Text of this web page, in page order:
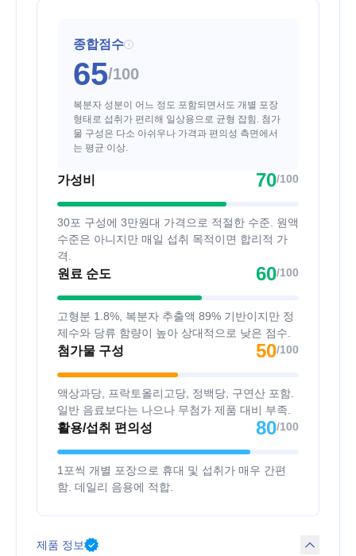
종합점수 i
65/100
복분자 성분이 어느 정도 포함되면서도 개별 포장
형태로 섭취가 편리해 일상용으로 균형 잡힘. 첨가
물 구성은 다소 아쉬우나 가격과 편의성 측면에서
는 평균 이상.
가성비 70/100
30포 구성에 3만원대 가격으로 적절한 수준. 원액
수준은 아니지만 매일 섭취 목적이면 합리적 가
격.
원료 순도 60/100
고형분 1.8%, 복분자 추출액 89% 기반이지만 정
제수와 당류 함량이 높아 상대적으로 낮은 점수.
첨가물 구성 50/100
액상과당, 프락토올리고당, 정백당, 구연산 포함.
일반 음료보다는 나으나 무첨가 제품 대비 부족.
활용/섭취 편의성 80/100
1포씩 개별 포장으로 휴대 및 섭취가 매우 간편
함. 데일리 음용에 적합.
제품 정보